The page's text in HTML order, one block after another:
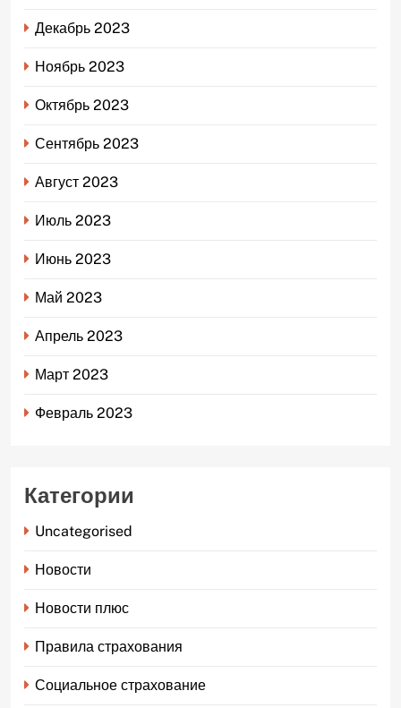
Декабрь 2023
Ноябрь 2023
Октябрь 2023
Сентябрь 2023
Август 2023
Июль 2023
Июнь 2023
Май 2023
Апрель 2023
Март 2023
Февраль 2023
Категории
Uncategorised
Новости
Новости плюс
Правила страхования
Социальное страхование